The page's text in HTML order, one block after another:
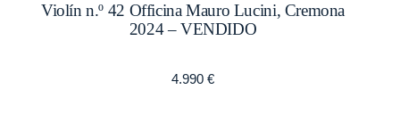
Violín n.º 42 Officina Mauro Lucini, Cremona
2024 – VENDIDO
4.990 €